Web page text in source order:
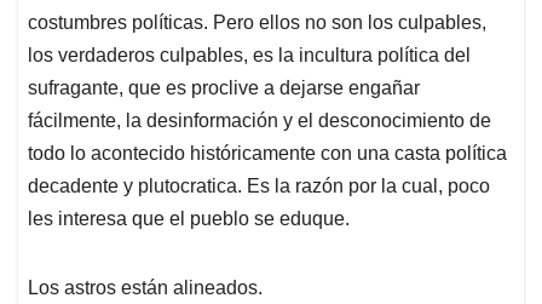
costumbres políticas. Pero ellos no son los culpables,
los verdaderos culpables, es la incultura política del
sufragante, que es proclive a dejarse engañar
fácilmente, la desinformación y el desconocimiento de
todo lo acontecido históricamente con una casta política
decadente y plutocratica. Es la razón por la cual, poco
les interesa que el pueblo se eduque.
Los astros están alineados.